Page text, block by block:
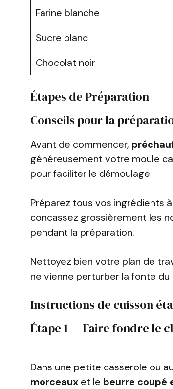
Farine blanche
Sucre blanc
Chocolat noir
Étapes de Préparation
Conseils pour la
Avant de commencer,
généreusement votre moule
pour faciliter le démoulage.
Préparez tous vos ingrédients
concassez grossièrement les
pendant la préparation.
Nettoyez bien votre plan de
ne vienne perturber la fonte du
Instructions de cuisson
Étape 1 — Faire fondre le
Dans une petite casserole ou
morceaux et le beurre coupé